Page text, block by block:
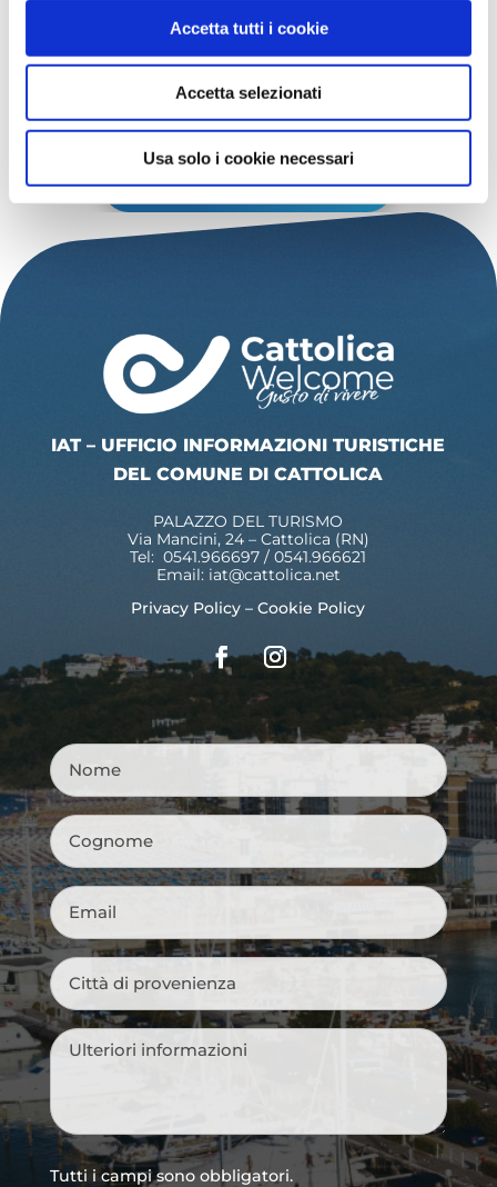
Accetta tutti i cookie
Accetta selezionati
Usa solo i cookie necessari
Organizzatore:Comune di Cattolica,
Museo della Regina
SCOPRI ALTRI EVENTI
IAT – UFFICIO INFORMAZIONI TURISTICHE
DEL COMUNE DI CATTOLICA
PALAZZO DEL TURISMO
Via Mancini, 24 – Cattolica (RN)
Tel: 0541.966697 / 0541.966621
Email: iat@cattolica.net
Privacy Policy –Cookie Policy
Nome
Cognome
Email
Città
di
provenienza*
Messaggio
Tutti i campi sono obbligatori.